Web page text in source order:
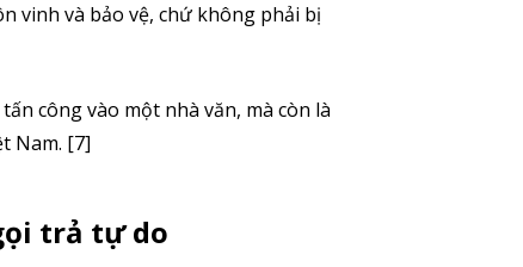
vinh và bảo vệ, chứ không phải bị
công vào một nhà văn, mà còn là
Nam. [7]
trả tự do